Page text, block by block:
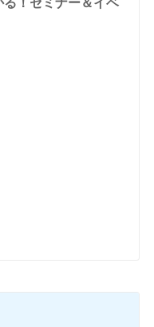
！セミナー＆イベ